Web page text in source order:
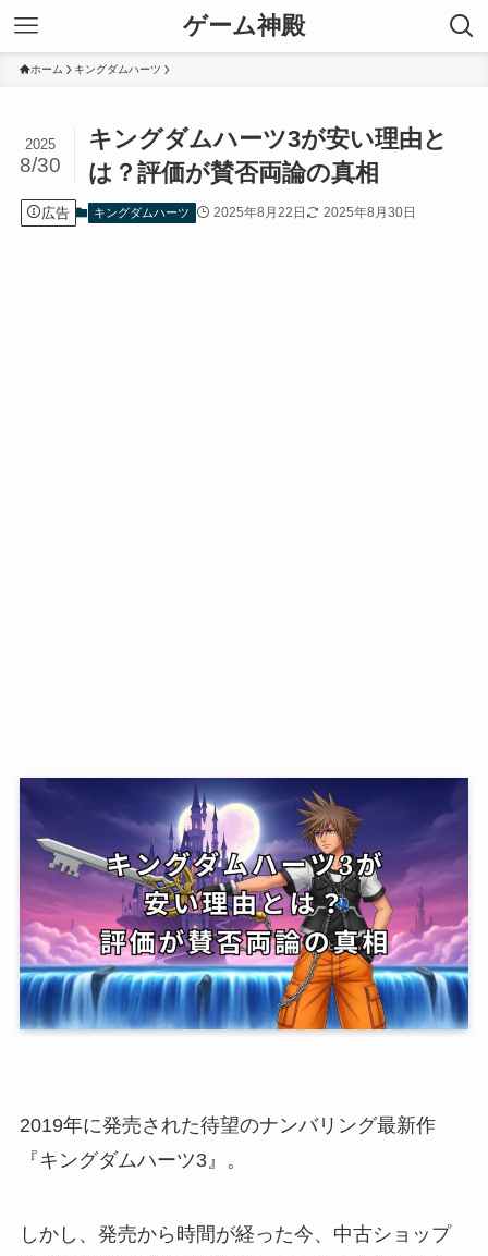
ゲーム神殿
ホーム キングダムハーツ
キングダムハーツ3が安い理由と
は？評価が賛否両論の真相
2025
8/30
広告 キングダムハーツ 2025年8月22日 2025年8月30日
2019年に発売された待望のナンバリング最新作
『キングダムハーツ3』。
しかし、発売から時間が経った今、中古ショップ